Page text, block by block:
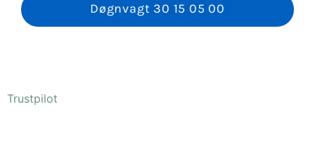
Døgnvagt 30 15 05 00
Trustpilot